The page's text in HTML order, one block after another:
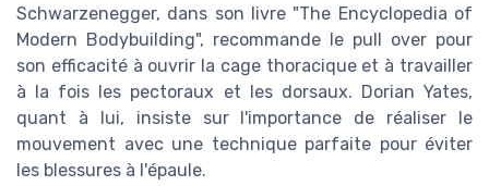
Schwarzenegger, dans son livre "The Encyclopedia of
Modern Bodybuilding", recommande le pull over pour
son efficacité à ouvrir la cage thoracique et à travailler
à la fois les pectoraux et les dorsaux. Dorian Yates,
quant à lui, insiste sur l'importance de réaliser le
mouvement avec une technique parfaite pour éviter
les blessures à l'épaule.